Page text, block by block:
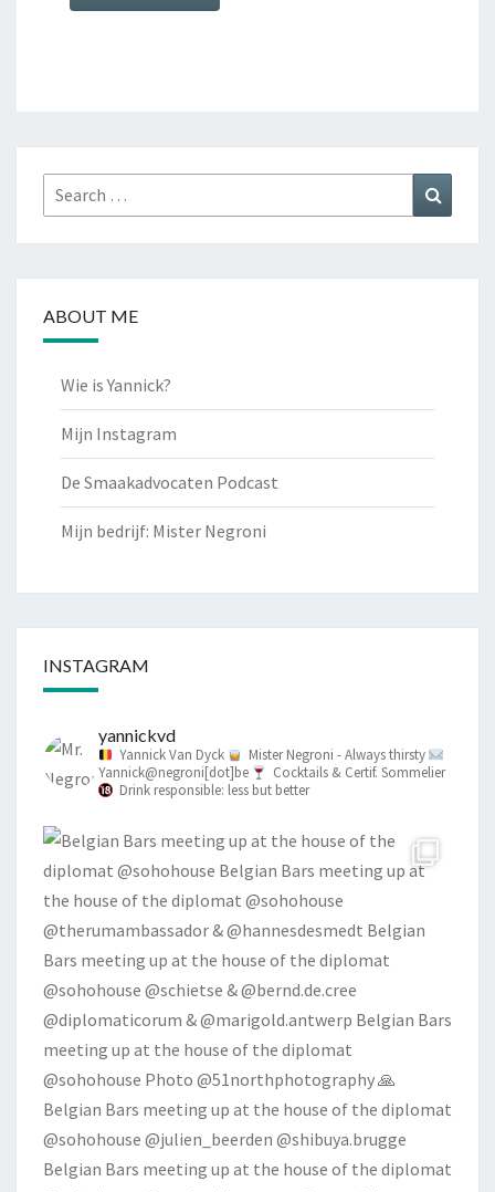
Search
for:
ABOUT ME
Wie is Yannick?
Mijn Instagram
De Smaakadvocaten Podcast
Mijn bedrijf: Mister Negroni
INSTAGRAM
yannickvd
Yannick Van Dyck
Mister Negroni - Always thirsty
Yannick@negroni[dot]be
Cocktails & Certif. Sommelier
Drink responsible: less but better